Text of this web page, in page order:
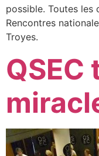
possible. Toutes les
Rencontres
Troyes.